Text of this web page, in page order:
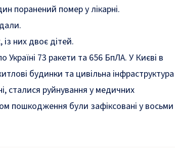
поранений помер у лікарні.
них двоє дітей.
Україні 73 ракети та 656 БпЛА. У Києві в
будинки та цивільна інфраструктура
, сталися руйнування у медичних
пошкодження були зафіксовані у восьми